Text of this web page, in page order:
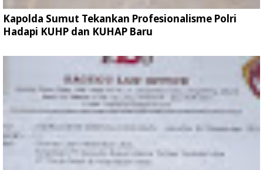
Kapolda Sumut Tekankan Profesionalisme Polri
Hadapi KUHP dan KUHAP Baru